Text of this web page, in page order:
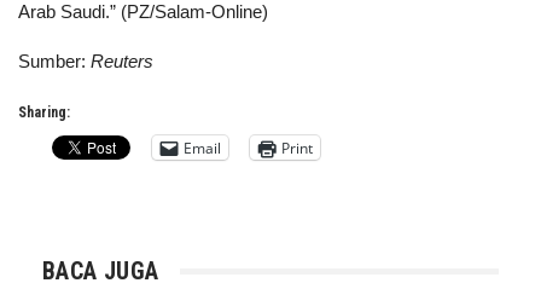
Arab Saudi.” (PZ/Salam-Online)
Sumber: Reuters
Sharing:
Email Print
BACA JUGA